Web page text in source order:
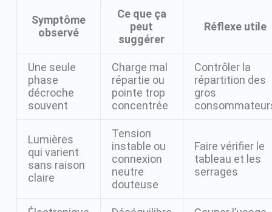
Symptôme
observé
Ce que ça
peut
suggérer
Réflexe utile
Une seule
phase
décroche
souvent
Charge mal
répartie ou
pointe trop
concentrée
Contrôler la
répartition des
gros
Lumières
qui varient
sans raison
claire
Tension
instable ou
connexion
neutre
douteuse
Faire vérifier le
tableau et les
serrages